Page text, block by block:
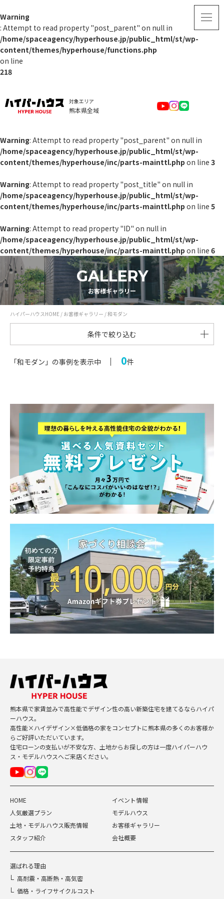
Warning
: Attempt to read property "post_parent" on null in
/home/spaceagency/hyperhouse.jp/public_html/st/wp-
content/themes/hyperhouse/functions.php
on line
218
対象エリア
熊本県全域
Warning: Attempt to read property "post_parent" on null in
/home/spaceagency/hyperhouse.jp/public_html/st/wp-
content/themes/hyperhouse/inc/parts-mainttl.php on line 3
Warning: Attempt to read property "post_title" on null in
/home/spaceagency/hyperhouse.jp/public_html/st/wp-
content/themes/hyperhouse/inc/parts-mainttl.php on line 5
Warning: Attempt to read property "ID" on null in
/home/spaceagency/hyperhouse.jp/public_html/st/wp-
content/themes/hyperhouse/inc/parts-mainttl.php on line 6
GALLERY
お客様ギャラリー
ハイパーハウスHOME / お客様ギャラリー /和モダン
条件で絞り込む
「和モダン」の事例を表示中 0件
熊本県で家賃並みで高性能でデザイン性の高い新築住宅を建てるならハイパ
ーハウス。
高性能×ハイデザイン×低価格の家をコンセプトに熊本県の多くのお客様か
らご好評いただいています。
住宅ローンの支払いが不安な方、土地からお探しの方は一度ハイパーハウ
ス・モデルハウスへご来店ください。
HOME
イベント情報
人気厳選プラン
モデルハウス
土地・モデルハウス販売情報
お客様ギャラリー
スタッフ紹介
会社概要
選ばれる理由
高耐震・高断熱・高気密
価格・ライフサイクルコスト